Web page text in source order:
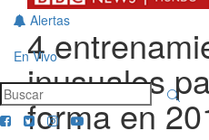
Alertas
En Vivo
4
inusuales
forma en